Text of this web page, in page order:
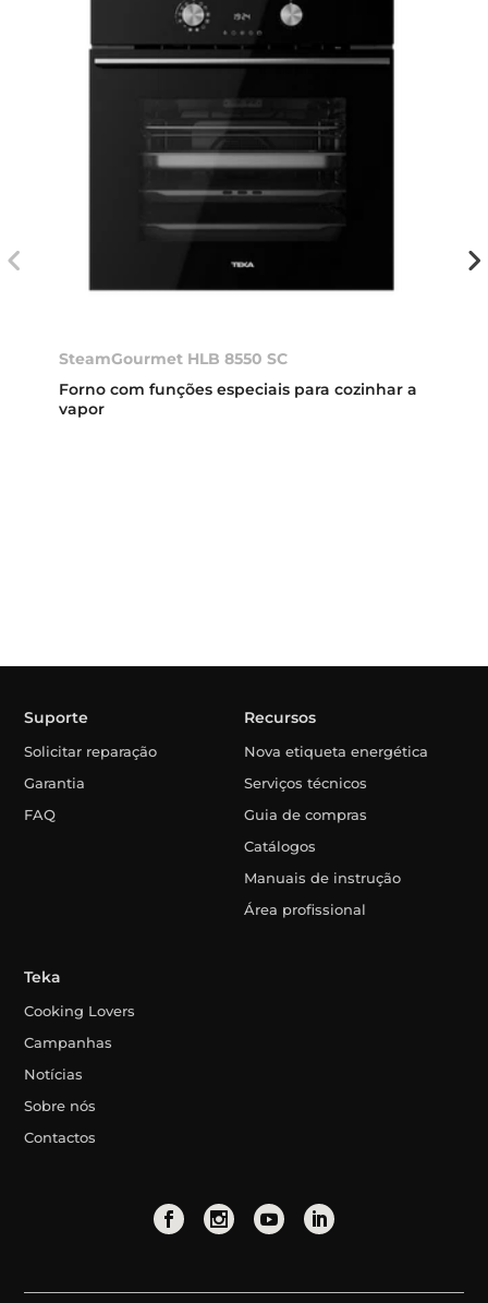
SteamGourmet HLB 8550 SC
Forno com funções especiais para cozinhar a
vapor
Suporte
Solicitar reparação
Garantia
FAQ
Recursos
Nova etiqueta energética
Serviços técnicos
Guia de compras
Catálogos
Manuais de instrução
Área profissional
Teka
Cooking Lovers
Campanhas
Notícias
Sobre nós
Contactos